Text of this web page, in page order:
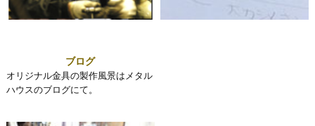
ブログ
オリジナル金具の製作風景はメタル
ハウスのブログにて。